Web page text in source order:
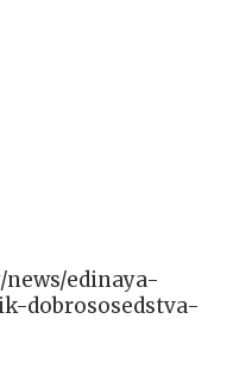
edinaya-
dobrososedstva-